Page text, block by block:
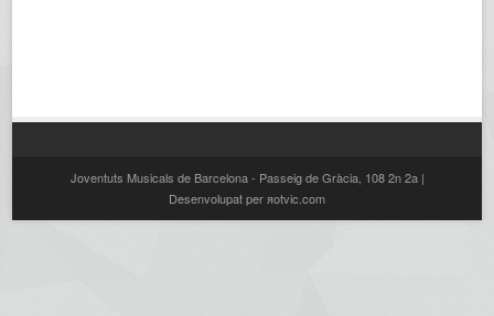
Joventuts Musicals de Barcelona - Passeig de Gràcia, 108 2n 2a |
Desenvolupat per яotvic.com